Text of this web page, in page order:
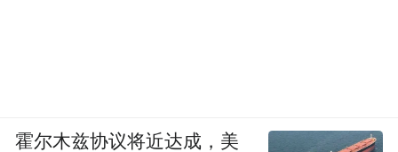
霍尔木兹协议将近达成，美